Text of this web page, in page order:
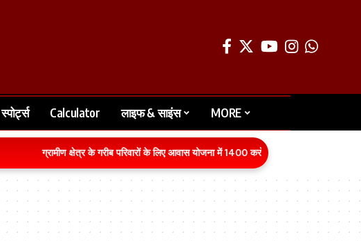
स्पोर्ट्स Calculator लाइफ & साइंस MORE
ग्रामीण क्षेत्र के गरीब परिवारों के लिए आवास योजना में 1400 करोड़ रुपये का बजट वित्तीय वर्ष